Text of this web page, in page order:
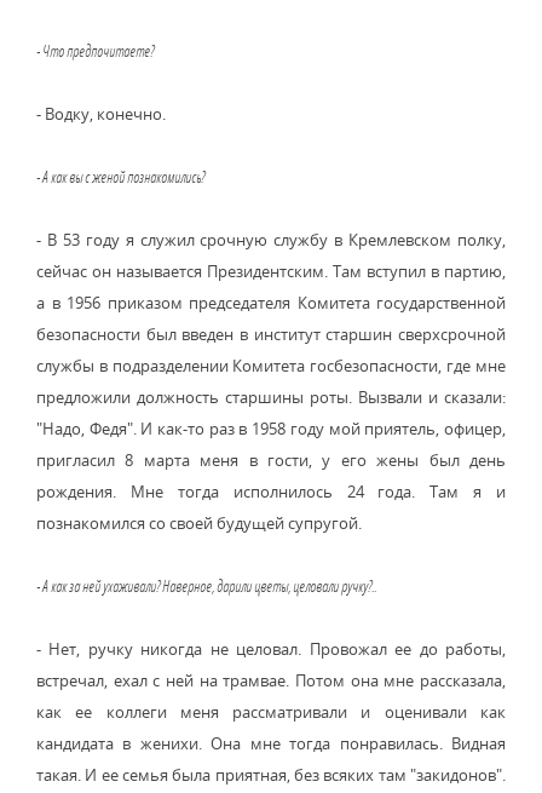
- Что предпочитаете?
- Водку, конечно.
- А как вы с женой познакомились?
- В 53 году я служил срочную службу в Кремлевском полку,
сейчас он называется Президентским. Там вступил в партию,
а в 1956 приказом председателя Комитета государственной
безопасности был введен в институт старшин сверхсрочной
службы в подразделении Комитета госбезопасности, где мне
предложили должность старшины роты. Вызвали и сказали:
"Надо, Федя". И как-то раз в 1958 году мой приятель, офицер,
пригласил 8 марта меня в гости, у его жены был день
рождения. Мне тогда исполнилось 24 года. Там я и
познакомился со своей будущей супругой.
- А как за ней ухаживали? Наверное, дарили цветы, целовали ручку?..
- Нет, ручку никогда не целовал. Провожал ее до работы,
встречал, ехал с ней на трамвае. Потом она мне рассказала,
как ее коллеги меня рассматривали и оценивали как
кандидата в женихи. Она мне тогда понравилась. Видная
такая. И ее семья была приятная, без всяких там "закидонов".